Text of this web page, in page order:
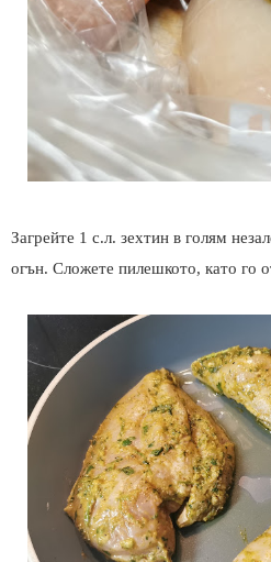
Загрейте 1 с.л. зехтин в голям
огън. Сложете пилешкото, като го